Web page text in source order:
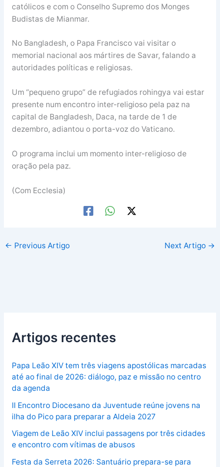
católicos e com o Conselho Supremo dos Monges
Budistas de Mianmar.
No Bangladesh, o Papa Francisco vai visitar o
memorial nacional aos mártires de Savar, falando a
autoridades políticas e religiosas.
Um “pequeno grupo” de refugiados rohingya vai estar
presente num encontro inter-religioso pela paz na
capital de Bangladesh, Daca, na tarde de 1 de
dezembro, adiantou o porta-voz do Vaticano.
O programa inclui um momento inter-religioso de
oração pela paz.
(Com Ecclesia)
← Previous Artigo Next Artigo →
Artigos recentes
Papa Leão XIV tem três viagens apostólicas marcadas
até ao final de 2026: diálogo, paz e missão no centro
da agenda
II Encontro Diocesano da Juventude reúne jovens na
ilha do Pico para preparar a Aldeia 2027
Viagem de Leão XIV inclui passagens por três cidades
e encontro com vítimas de abusos
Festa da Serreta 2026: Santuário prepara-se para